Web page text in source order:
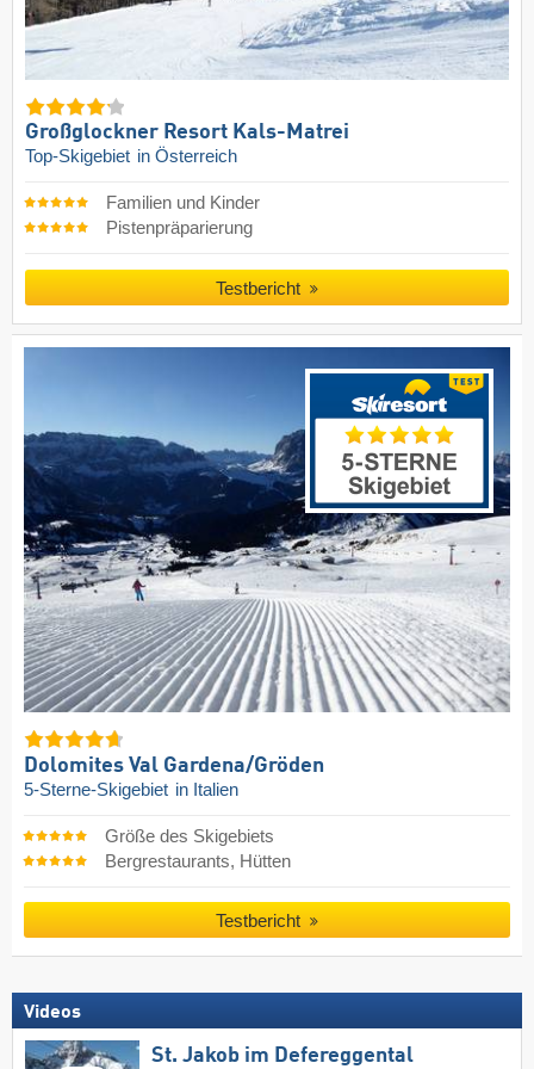
Großglockner Resort Kals-Matrei
Top-Skigebiet in Österreich
Familien und Kinder
Pistenpräparierung
Testbericht
Dolomites Val Gardena/​Gröden
5-Sterne-Skigebiet in Italien
Größe des Skigebiets
Bergrestaurants, Hütten
Testbericht
Videos
St. Jakob im Defereggental